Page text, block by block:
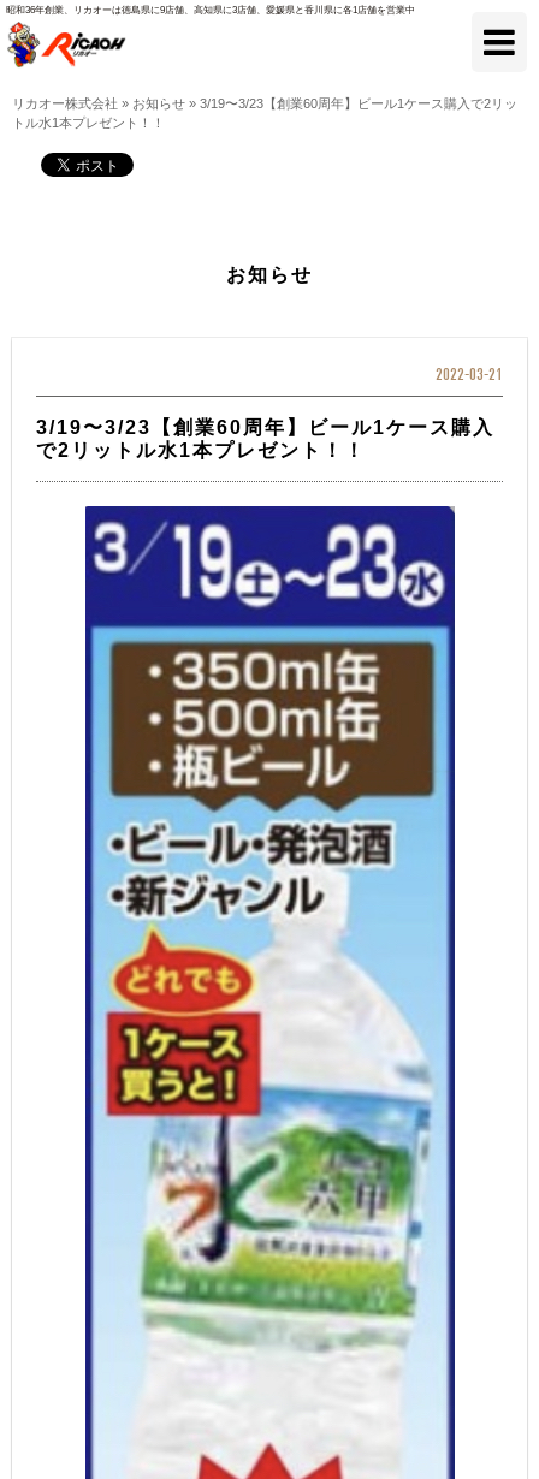
昭和36年創業、リカオーは徳島県に9店舗、高知県に3店舗、愛媛県と香川県に各1店舗を営業中
リカオー株式会社 » お知らせ » 3/19〜3/23【創業60周年】ビール1ケース購入で2リッ
トル水1本プレゼント！！
お知らせ
2022-03-21
3/19〜3/23【創業60周年】ビール1ケース購入
で2リットル水1本プレゼント！！